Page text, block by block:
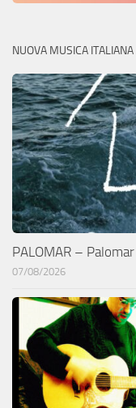
NUOVA MUSICA ITALIANA
PALOMAR – Palomar
07/08/2026